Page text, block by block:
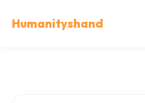
Humanityshand